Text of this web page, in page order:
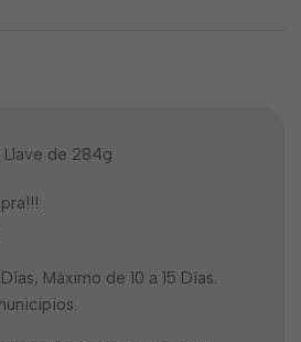
Llave de 284g
Máximo de 10 a 15 Días.